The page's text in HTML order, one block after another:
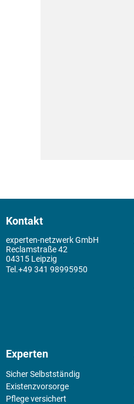
Kontakt
experten-netzwerk GmbH
Reclamstraße 42
04315 Leipzig
+49 341 98995950
Experten
Sicher Selbstständig
Existenz­vorsorge
Pflege versichert